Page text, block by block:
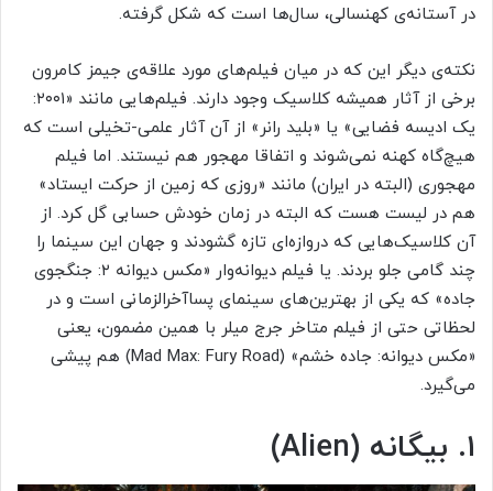
در آستانه‌ی کهنسالی، سال‌ها است که شکل گرفته.
نکته‌ی دیگر این که در میان فیلم‌های مورد علاقه‌‌ی جیمز کامرون
برخی از آثار همیشه کلاسیک وجود دارند. فیلم‌هایی مانند «۲۰۰۱:
یک ادیسه فضایی» یا «بلید رانر» از آن آثار علمی-تخیلی است که
هیچ‌گاه کهنه نمی‌شوند و اتفاقا مهجور هم نیستند. اما فیلم
مهجوری (البته در ایران) مانند «روزی که زمین از حرکت ایستاد»
هم در لیست هست که البته در زمان خودش حسابی گل کرد. از
آن کلاسیک‌هایی که دروازه‌‌ای تازه گشودند و جهان این سینما را
چند گامی جلو بردند. یا فیلم دیوانه‌وار «مکس دیوانه ۲: جنگجوی
جاده» که یکی از بهترین‌های سینمای پساآخرالزمانی است و در
لحظاتی حتی از فیلم متاخر جرج میلر با همین مضمون، یعنی
«مکس دیوانه: جاده خشم» (Mad Max: Fury Road) هم پیشی
می‌‌گیرد.
۱. بیگانه (Alien)